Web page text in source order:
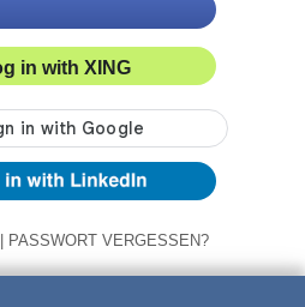
in with XING
| PASSWORT VERGESSEN?